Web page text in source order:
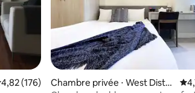
moyenne sur la base de 176
4,82 (176)
Chambre privée ⋅ West Distri